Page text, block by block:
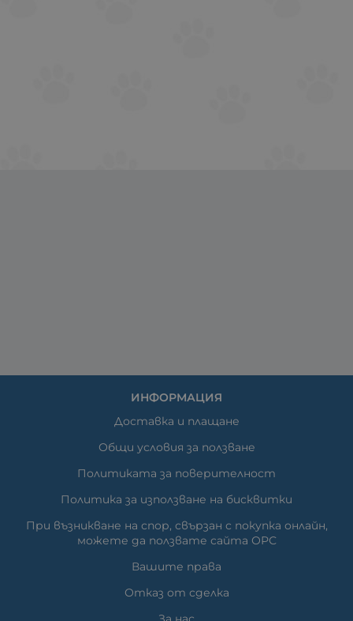
ИНФОРМАЦИЯ
Доставка и плащане
Общи условия за ползване
Политиката за поверителност
Политика за използване на бисквитки
При възникване на спор, свързан с покупка онлайн,
можете да ползвате сайта ОРС
Вашите права
Отказ от сделка